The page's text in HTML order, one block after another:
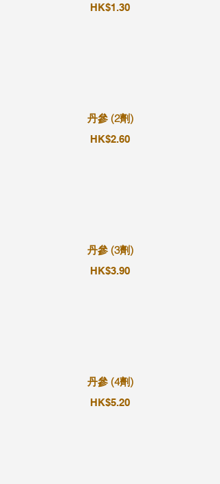
HK$1.30
丹參 (2劑)
HK$2.60
丹參 (3劑)
HK$3.90
丹參 (4劑)
HK$5.20